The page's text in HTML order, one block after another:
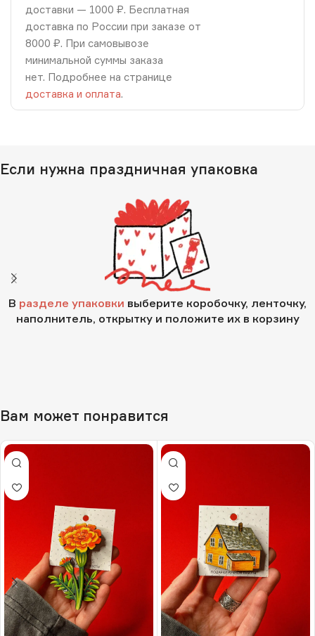
доставки — 1000 ₽. Бесплатная
доставка по России при заказе от
8000 ₽. При самовывозе
минимальной суммы заказа
нет. Подробнее на странице
доставка и оплата.
Если нужна праздничная упаковка
В разделе упаковки выберите коробочку, ленточку,
наполнитель, открытку и положите их в корзину
Вам может понравится